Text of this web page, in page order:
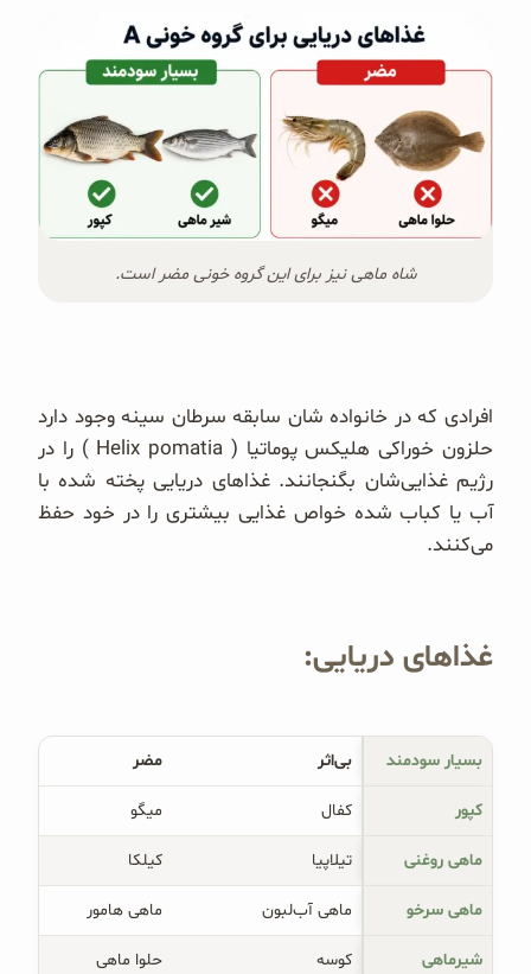
شاه ماهی نیز برای این گروه خونی مضر است.
افرادی که در خانواده شان سابقه سرطان سینه وجود دارد
حلزون خوراکی هلیکس پوماتیا ( Helix pomatia ) را در
رژیم غذایی‌شان بگنجانند. غذاهای دریایی پخته شده با
آب یا کباب شده خواص غذایی بیشتری را در خود حفظ
می‌کنند.
غذاهای دریایی:
بسیار سودمند بی‌اثر مضر
کپور کفال میگو
ماهی روغنی تیلاپیا کیلکا
ماهی سرخو ماهی آب‌لبون ماهی هامور
شیرماهی کوسه حلوا ماهی